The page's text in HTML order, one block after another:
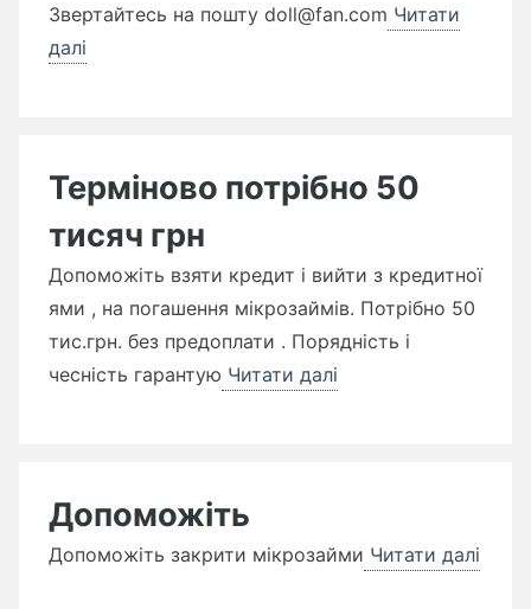
Звертайтесь на пошту doll@fan.com Читати
далі
Терміново потрібно 50
тисяч грн
Допоможіть взяти кредит і вийти з кредитної
ями , на погашення мікрозаймів. Потрібно 50
тис.грн. без предоплати . Порядність і
чесність гарантую Читати далі
Допоможіть
Допоможіть закрити мікрозайми Читати далі